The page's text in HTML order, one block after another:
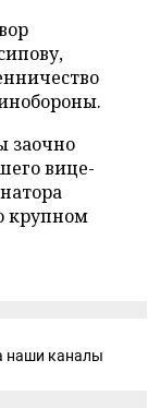
заочно
вице-
крупном
наши каналы